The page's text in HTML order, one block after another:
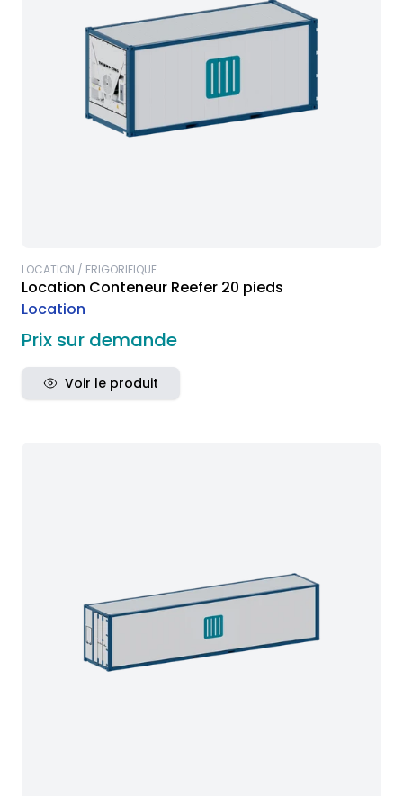
LOCATION / FRIGORIFIQUE
Location Conteneur Reefer 20 pieds
Location
Prix sur demande
Voir le produit